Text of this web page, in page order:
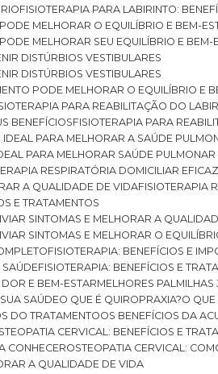
FISIOTERAPIA PARA LABIRINTO:
MELHORAR O EQUILÍBRIO E BEM-
MELHORAR SEU EQUILÍBRIO E BEM-
DISTÚRBIOS VESTIBULARES
DISTÚRBIOS VESTIBULARES
PODE MELHORAR O EQUILÍBRIO E
PARA REABILITAÇÃO DO
BENEFÍCIOS
FISIOTERAPIA PARA
PARA MELHORAR A SAÚDE
PARA MELHORAR SAÚDE
RESPIRATÓRIA DOMICILIAR
A QUALIDADE DE VIDA
FISIOTERAPIA
E TRATAMENTOS
SINTOMAS E MELHORAR A
SINTOMAS E MELHORAR O
FISIOTERAPIA: BENEFÍCIOS E
SAÚDE FISIOTERAPIA: BENEFÍCIOS E
E BEM-ESTAR
MELHORES
SAÚDE
O QUE É QUIROPRAXIA?
O
DO TRATAMENTO
OS BENEFÍCIOS DA
OSTEOPATIA CERVICAL: BENEFÍCIOS E
CONHECER
OSTEOPATIA CERVICAL:
A QUALIDADE DE VIDA